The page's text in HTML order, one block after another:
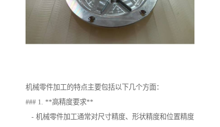
机械零件加工的特点主要包括以下几个方面：
### 1. **高精度要求**
- 机械零件加工通常对尺寸精度、形状精度和位置精度